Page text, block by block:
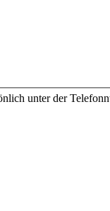
unter der